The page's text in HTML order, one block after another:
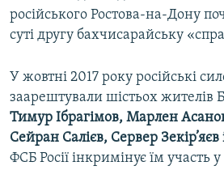
російського Ростова-на-Дону
суті другу бахчисарайську
У жовтні 2017 року російські
заарештували шістьох жителів
Тимур Ібрагімов, Марлен
Сейран Салієв, Сервер
ФСБ Росії інкримінує їм участь у